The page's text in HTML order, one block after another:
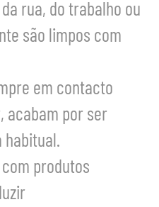
rua, do trabalho ou
são limpos com
em contacto
acabam por ser
habitual.
produtos